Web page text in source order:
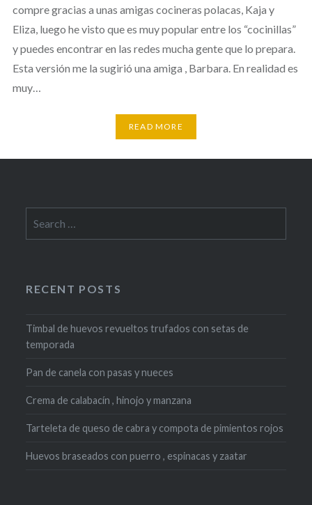
compre gracias a unas amigas cocineras polacas, Kaja y
Eliza, luego he visto que es muy popular entre los “cocinillas”
y puedes encontrar en las redes mucha gente que lo prepara.
Esta versión me la sugirió una amiga , Barbara. En realidad es
muy…
READ MORE
for:
RECENT POSTS
Timbal de huevos revueltos trufados con setas de
temporada
Pan de canela con pasas y nueces
Crema de calabacín , hinojo y manzana
Tarteleta de queso de cabra y compota de pimientos rojos
Huevos braseados con puerro , espinacas y zaatar